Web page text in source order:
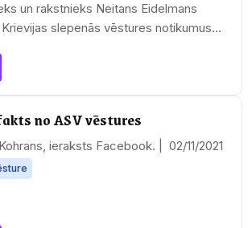
un rakstnieks Neitans Eidelmans
slepenās vēstures notikumus
no ASV vēstures
ieraksts Facebook. |
02/11/2021